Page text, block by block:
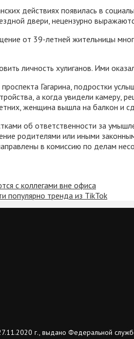
действиях появилась в
двери, нецензурно
от 39-летней жительницы
личность хулиганов. Ими
Гагарина, подростки
а когда увидели
женщина вышла на балкон и
об ответственности за
родителями или иными
в комиссию по делам
с коллегами вне офиса
популярно тренда из TikTok
г., выдано Федеральной